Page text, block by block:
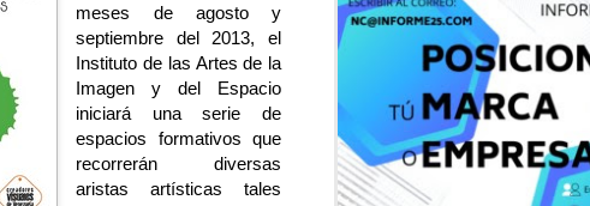
meses de agosto y
septiembre del 2013, el
Instituto de las Artes de la
Imagen y del Espacio
iniciará una serie de
espacios formativos que
recorrerán diversas
aristas artísticas tales